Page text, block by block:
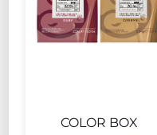
COLOR BOX